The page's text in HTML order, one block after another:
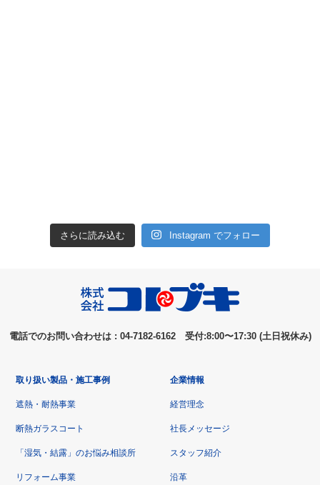
さらに読み込む Instagram でフォロー
電話でのお問い合わせは : 04-7182-6162 受付:8:00〜17:30 (土日祝休み)
取り扱い製品・施工事例
遮熱・耐熱事業
断熱ガラスコート
「湿気・結露」のお悩み相談所
リフォーム事業
企業情報
経営理念
社長メッセージ
スタッフ紹介
沿革